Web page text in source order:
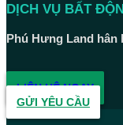
DỊCH VỤ BẤT
Phú Hưng Land hân
LIÊN HỆ NGAY
GỬI YÊU CẦU